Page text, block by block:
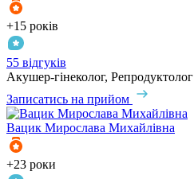
+15 років
55 відгуків
Акушер-гінеколог, Репродуктолог
Записатись на прийом
Вацик Мирослава Михайлівна
+23 роки